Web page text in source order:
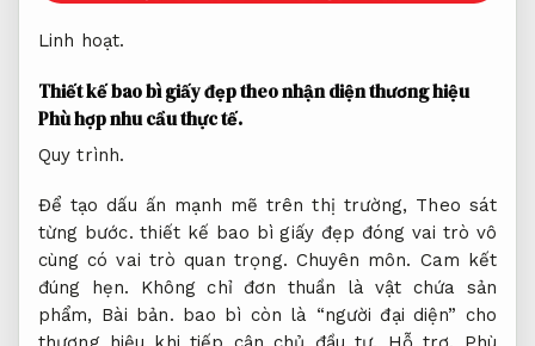
Linh hoạt.
Thiết kế bao bì giấy đẹp theo nhận diện thương hiệu
Phù hợp nhu cầu thực tế.
Quy trình.
Để tạo dấu ấn mạnh mẽ trên thị trường, Theo sát
từng bước. thiết kế bao bì giấy đẹp đóng vai trò vô
cùng có vai trò quan trọng. Chuyên môn. Cam kết
đúng hẹn. Không chỉ đơn thuần là vật chứa sản
phẩm, Bài bản. bao bì còn là “người đại diện” cho